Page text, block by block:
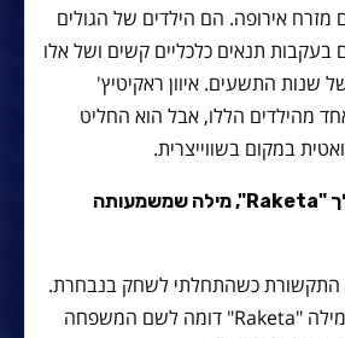
אירופה. הם הילדים של הגולים
בעקבות תנאים כלכליים קשים ושל אלו
שנות התשעים. איוון ראקיטיץ'
הוא אחד מהילדים הללו, אבל הוא החליט
במקום בשווייצרית.
בקרואטיה קוראים לך "Raketa", מילה שמשמעותה
התקשורת כשהתחלתי לשחק בנבחרת.
אבל זה רק מפני שהמילה "Raketa" דומה לשם המשפחה